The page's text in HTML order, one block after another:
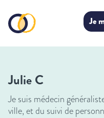
Je
Julie C
Je suis médecin
ville, et du suivi de